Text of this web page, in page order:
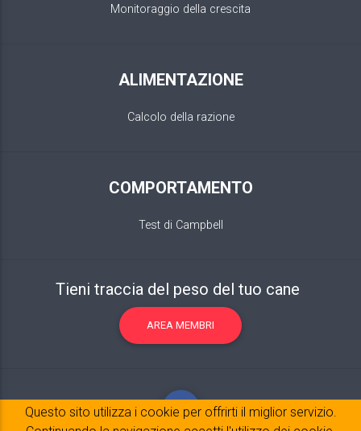
Monitoraggio della crescita
ALIMENTAZIONE
Calcolo della razione
COMPORTAMENTO
Test di Campbell
Tieni traccia del peso del tuo cane
AREA MEMBRI
Questo sito utilizza i cookie per offrirti il ​​miglior servizio.